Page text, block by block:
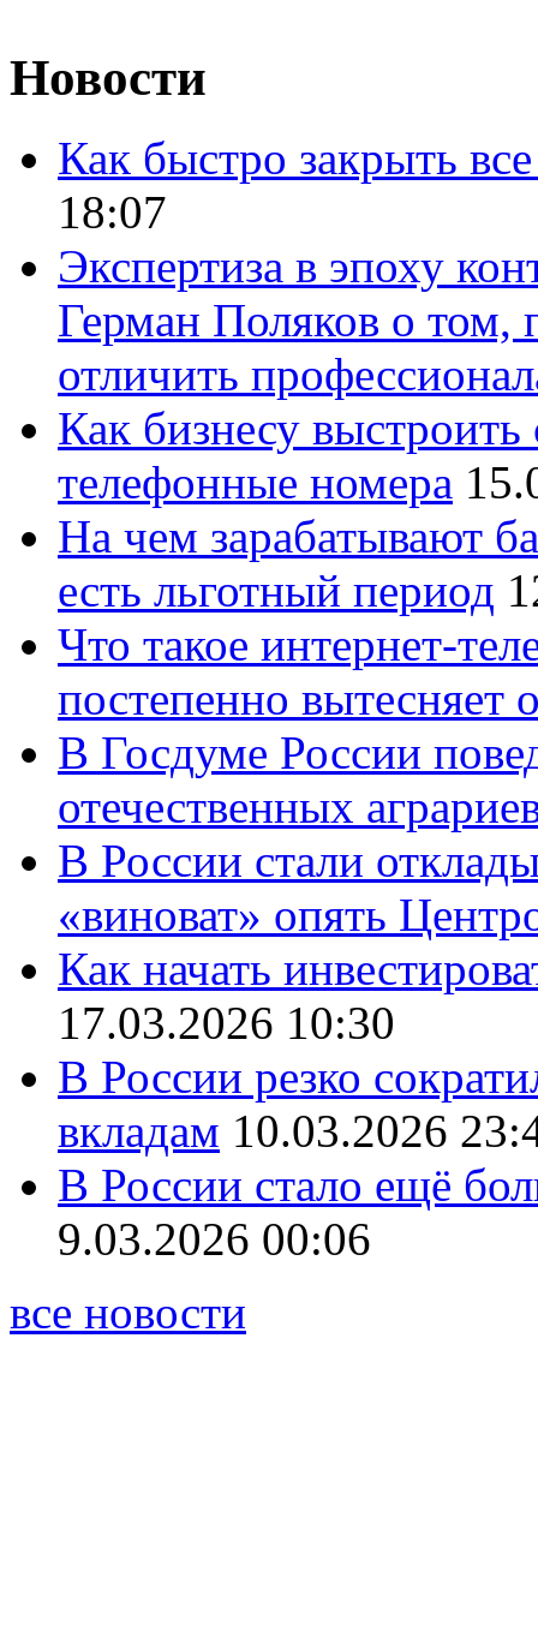
Новости
Как быстро закрыть
18:07
Экспертиза в эпоху
Герман Поляков о том,
отличить
Как бизнесу
телефонные номера
На чем зарабатывают
есть льготный период
Что такое интернет-
постепенно вытесняет
В Госдуме России
отечественных
В России стали
«виноват» опять
Как начать
17.03.2026 10:30
В России резко
вкладам 10.03.2026
В России стало ещё
9.03.2026 00:06
все новости